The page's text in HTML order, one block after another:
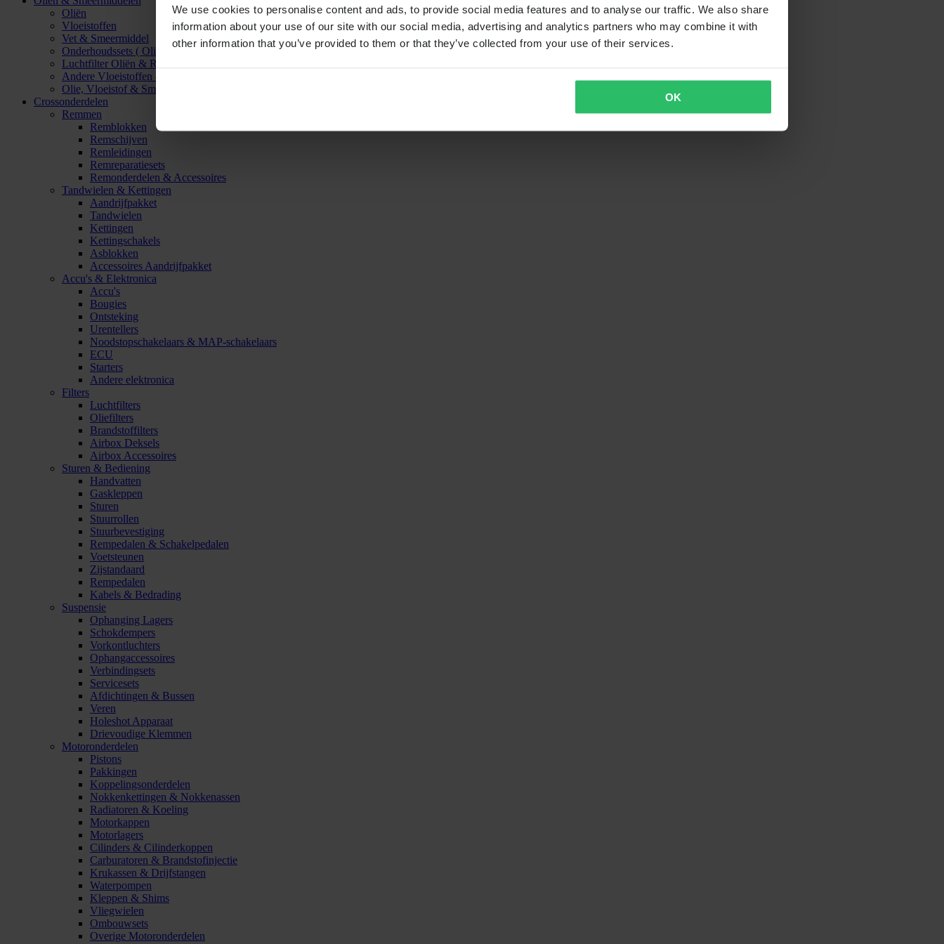
We use cookies to personalise content and ads, to provide social media features and to analyse our traffic. We also share
information about your use of our site with our social media, advertising and analytics partners who may combine it with
other information that you’ve provided to them or that they’ve collected from your use of their services.
OK
Oliën
Vloeistoffen
Vet & Smeermiddel
Onderhoudssets ( Olie & Filter)
Luchtfilter Oliën & Reinigers
Andere Vloeistoffen & Smeermiddelen
Olie, Vloeistof & Smeermiddel Accessoires
Crossonderdelen
Remmen
Remblokken
Remschijven
Remleidingen
Remreparatiesets
Remonderdelen & Accessoires
Tandwielen & Kettingen
Aandrijfpakket
Tandwielen
Kettingen
Kettingschakels
Asblokken
Accessoires Aandrijfpakket
Accu's & Elektronica
Accu's
Bougies
Ontsteking
Urentellers
Noodstopschakelaars & MAP-schakelaars
ECU
Starters
Andere elektronica
Filters
Luchtfilters
Oliefilters
Brandstoffilters
Airbox Deksels
Airbox Accessoires
Sturen & Bediening
Handvatten
Gaskleppen
Sturen
Stuurrollen
Stuurbevestiging
Rempedalen & Schakelpedalen
Voetsteunen
Zijstandaard
Rempedalen
Kabels & Bedrading
Suspensie
Ophanging Lagers
Schokdempers
Vorkontluchters
Ophangaccessoires
Verbindingsets
Servicesets
Afdichtingen & Bussen
Veren
Holeshot Apparaat
Drievoudige Klemmen
Motoronderdelen
Pistons
Pakkingen
Koppelingsonderdelen
Nokkenkettingen & Nokkenassen
Radiatoren & Koeling
Motorkappen
Motorlagers
Cilinders & Cilinderkoppen
Carburatoren & Brandstofinjectie
Krukassen & Drijfstangen
Waterpompen
Kleppen & Shims
Vliegwielen
Ombouwsets
Overige Motoronderdelen